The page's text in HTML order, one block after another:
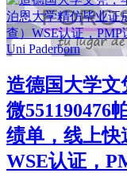
造德国大学文
微551190476
绩单，线上快
WSE认证，